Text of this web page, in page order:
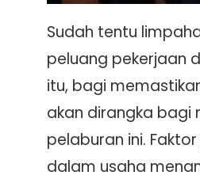
Sudah tentu
peluang pekerjaan
itu, bagi
akan dirangka
pelaburan ini.
dalam usaha